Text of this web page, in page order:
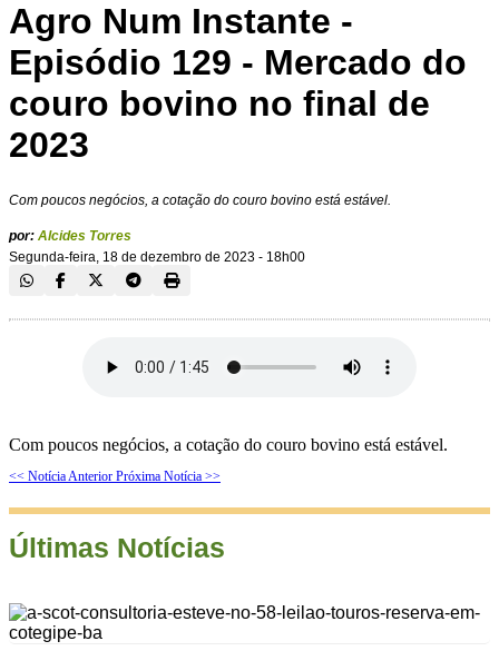
Agro Num Instante -
Episódio 129 - Mercado do
couro bovino no final de
2023
Com poucos negócios, a cotação do couro bovino está estável.
por: Alcides Torres
Segunda-feira, 18 de dezembro de 2023 - 18h00
Com poucos negócios, a cotação do couro bovino está estável.
<< Notícia Anterior Próxima Notícia >>
Últimas Notícias